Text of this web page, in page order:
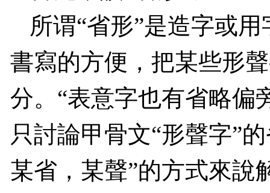
所谓“省形”是造字或
書寫的方便，把某些形
分。“表意字也有省略偏
只討論甲骨文“形聲字”
某省，某聲”的方式來說